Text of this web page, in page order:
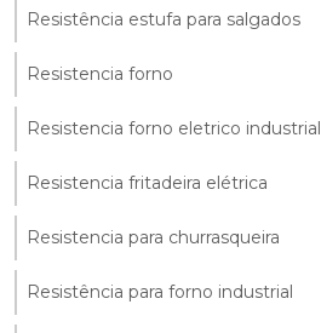
Resistência estufa para salgados
Resistencia forno
Resistencia forno eletrico industrial
Resistencia fritadeira elétrica
Resistencia para churrasqueira
Resistência para forno industrial